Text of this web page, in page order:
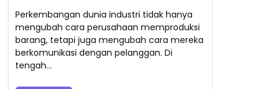
Perkembangan dunia industri tidak hanya
mengubah cara perusahaan memproduksi
barang, tetapi juga mengubah cara mereka
berkomunikasi dengan pelanggan. Di
tengah…